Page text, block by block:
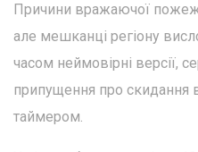
Причини вражаючої
але мешканці регіону
часом неймовірні версії,
припущення про скидання
таймером.